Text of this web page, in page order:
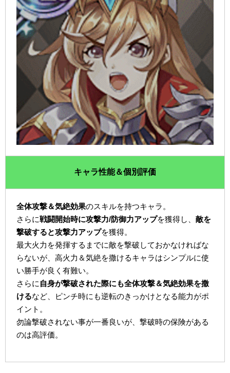
キャラ性能＆個別評価
全体攻撃＆気絶効果のスキルを持つキャラ。
さらに戦闘開始時に攻撃力/防御力アップを獲得し、敵を
撃破すると攻撃力アップを獲得。
最大火力を発揮するまでに敵を撃破しておかなければな
らないが、高火力＆気絶を撒けるキャラはシンプルに使
い勝手が良く有難い。
さらに 自身が撃破された際にも全体攻撃＆気絶効果を撒
けるなど、ピンチ時にも逆転のきっかけとなる能力がポ
イント。
勿論撃破されない事が一番良いが、撃破時の保険がある
のは高評価。